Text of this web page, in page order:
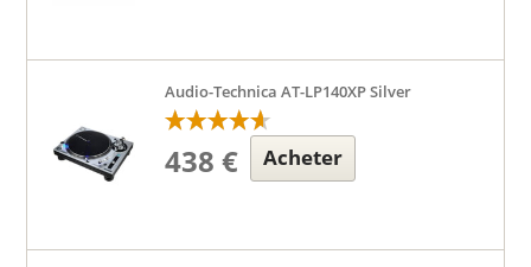
Audio-Technica AT-LP140XP Silver
438 € Acheter